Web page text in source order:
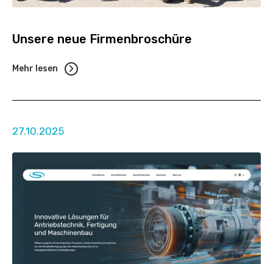
Unsere neue Firmenbroschüre
Mehr lesen
27.10.2025